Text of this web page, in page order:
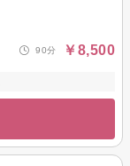
90分 ￥8,500